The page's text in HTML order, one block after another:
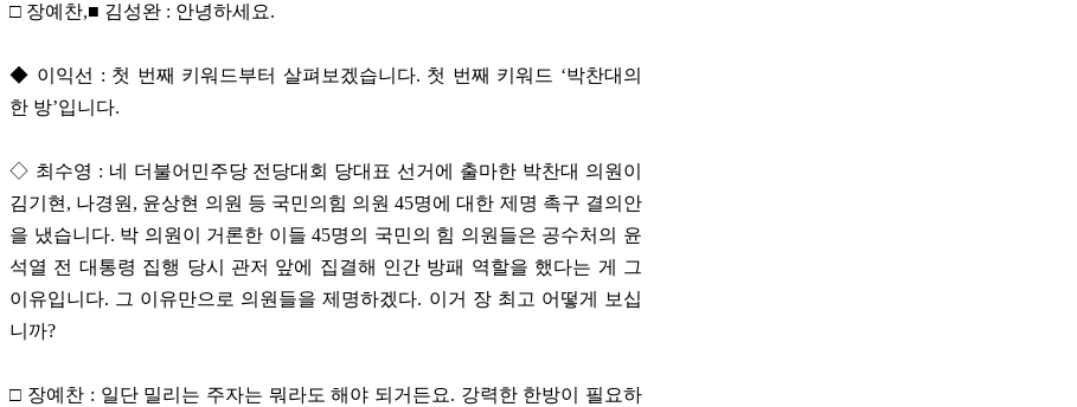
□ 장예찬,■ 김성완 : 안녕하세요.
◆ 이익선 : 첫 번째 키워드부터 살펴보겠습니다. 첫 번째 키워드 ‘박찬대의
한 방’입니다.
◇ 최수영 : 네 더불어민주당 전당대회 당대표 선거에 출마한 박찬대 의원이
김기현, 나경원, 윤상현 의원 등 국민의힘 의원 45명에 대한 제명 촉구 결의안
을 냈습니다. 박 의원이 거론한 이들 45명의 국민의 힘 의원들은 공수처의 윤
석열 전 대통령 집행 당시 관저 앞에 집결해 인간 방패 역할을 했다는 게 그
이유입니다. 그 이유만으로 의원들을 제명하겠다. 이거 장 최고 어떻게 보십
니까?
□ 장예찬 : 일단 밀리는 주자는 뭐라도 해야 되거든요. 강력한 한방이 필요하